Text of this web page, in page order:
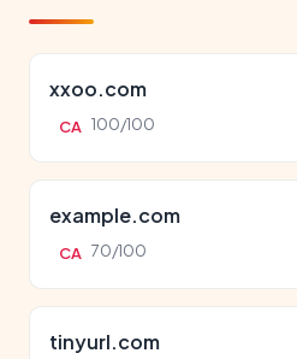
xxoo.com
CA 100/100
example.com
CA 70/100
tinyurl.com